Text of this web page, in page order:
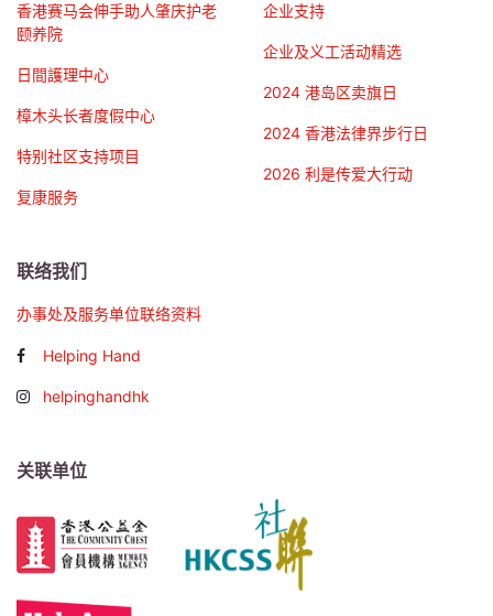
香港赛马会伸手助人肇庆护老
颐养院
日間護理中心
樟木头长者度假中心
特别社区支持项目
复康服务
企业支持
企业及义工活动精选
2024 港岛区卖旗日
2024 香港法律界步行日
2026 利是传爱大行动
联络我们
办事处及服务单位联络资料
Helping Hand
helpinghandhk
关联单位